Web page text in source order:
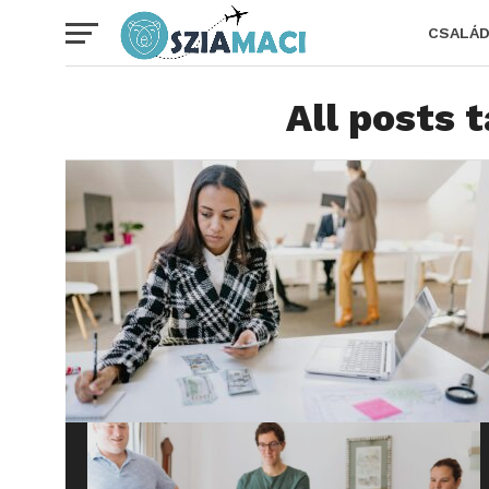
CSALÁD
All posts